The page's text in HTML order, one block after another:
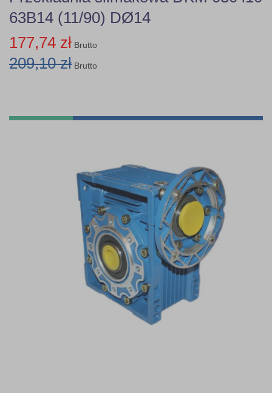
63B14 (11/90) DØ14
177,74 zł Brutto
209,10 zł Brutto